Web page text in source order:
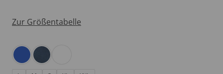
Zur Größentabelle